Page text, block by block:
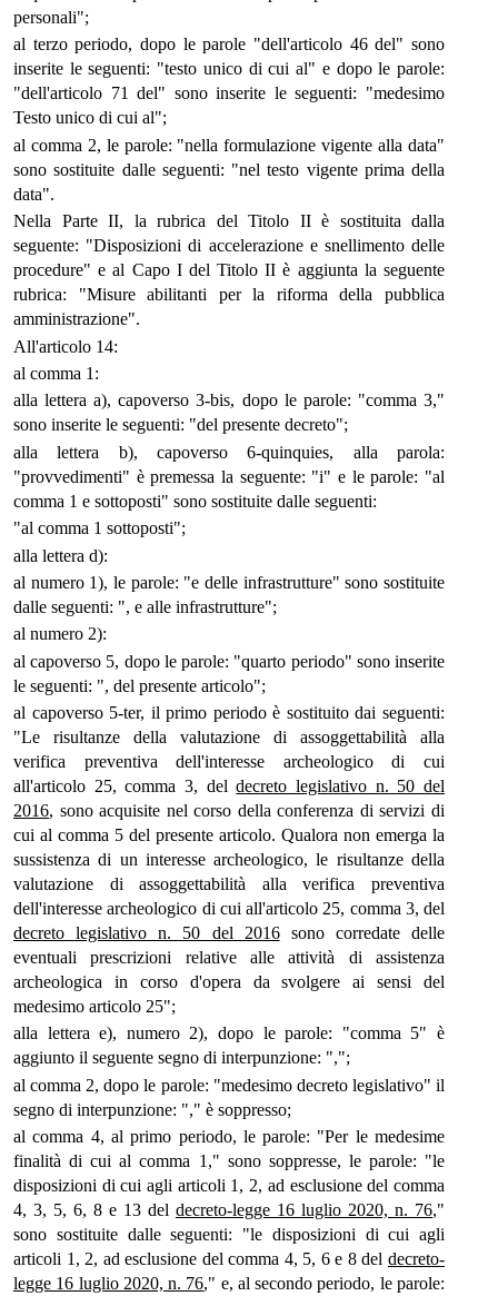
personali";
al terzo periodo, dopo le parole "dell'articolo 46 del" sono
inserite le seguenti: "testo unico di cui al" e dopo le parole:
"dell'articolo 71 del" sono inserite le seguenti: "medesimo
Testo unico di cui al";
al comma 2, le parole: "nella formulazione vigente alla data"
sono sostituite dalle seguenti: "nel testo vigente prima della
data".
Nella Parte II, la rubrica del Titolo II è sostituita dalla
seguente: "Disposizioni di accelerazione e snellimento delle
procedure" e al Capo I del Titolo II è aggiunta la seguente
rubrica: "Misure abilitanti per la riforma della pubblica
amministrazione".
All'articolo 14:
al comma 1:
alla lettera a), capoverso 3-bis, dopo le parole: "comma 3,"
sono inserite le seguenti: "del presente decreto";
alla lettera b), capoverso 6-quinquies, alla parola:
"provvedimenti" è premessa la seguente: "i" e le parole: "al
comma 1 e sottoposti" sono sostituite dalle seguenti:
"al comma 1 sottoposti";
alla lettera d):
al numero 1), le parole: "e delle infrastrutture" sono sostituite
dalle seguenti: ", e alle infrastrutture";
al numero 2):
al capoverso 5, dopo le parole: "quarto periodo" sono inserite
le seguenti: ", del presente articolo";
al capoverso 5-ter, il primo periodo è sostituito dai seguenti:
"Le risultanze della valutazione di assoggettabilità alla
verifica preventiva dell'interesse archeologico di cui
all'articolo 25, comma 3, deldecreto legislativo n. 50 del
2016, sono acquisite nel corso della conferenza di servizi di
cui al comma 5 del presente articolo. Qualora non emerga la
sussistenza di un interesse archeologico, le risultanze della
valutazione di assoggettabilità alla verifica preventiva
dell'interesse archeologico di cui all'articolo 25, comma 3, del
decreto legislativo n. 50 del 2016sono corredate delle
eventuali prescrizioni relative alle attività di assistenza
archeologica in corso d'opera da svolgere ai sensi del
medesimo articolo 25";
alla lettera e), numero 2), dopo le parole: "comma 5" è
aggiunto il seguente segno di interpunzione: ",";
al comma 2, dopo le parole: "medesimo decreto legislativo" il
segno di interpunzione: "," è soppresso;
al comma 4, al primo periodo, le parole: "Per le medesime
finalità di cui al comma 1," sono soppresse, le parole: "le
disposizioni di cui agli articoli 1, 2, ad esclusione del comma
4, 3, 5, 6, 8 e 13 del decreto-legge 16 luglio 2020, n. 76,"
sono sostituite dalle seguenti: "le disposizioni di cui agli
articoli 1, 2, ad esclusione del comma 4, 5, 6 e 8 del decreto-
legge 16 luglio 2020, n. 76," e, al secondo periodo, le parole: